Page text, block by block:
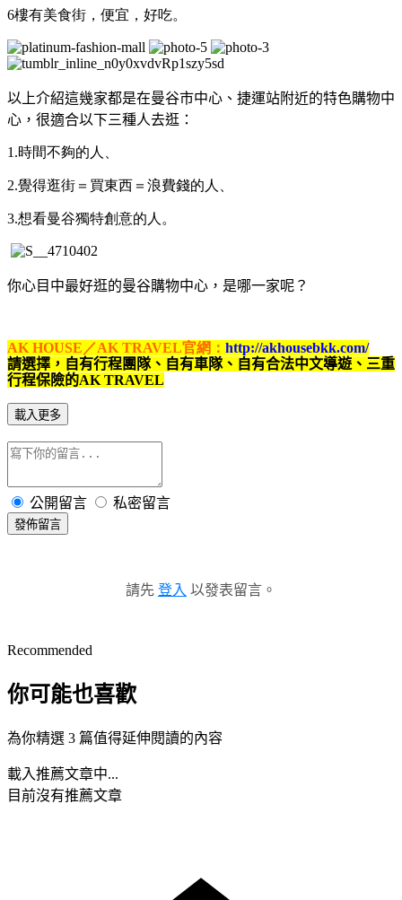
6樓有美食街，便宜，好吃。
以上介紹這幾家都是在曼谷市中心、捷運站附近的特色購物中
心，很適合以下三種人去逛：
1.時間不夠的人、
2.覺得逛街＝買東西＝浪費錢的人、
3.想看曼谷獨特創意的人。
你心目中最好逛的曼谷購物中心，是哪一家呢？
AK HOUSE／AK TRAVEL官網： http://akhousebkk.com/
請選擇，自有行程團隊、自有車隊、自有合法中文導遊、三重
行程保險的AK TRAVEL
載入更多
公開留言 私密留言
發佈留言
請先 登入 以發表留言。
Recommended
你可能也喜歡
為你精選 3 篇值得延伸閱讀的內容
載入推薦文章中...
目前沒有推薦文章